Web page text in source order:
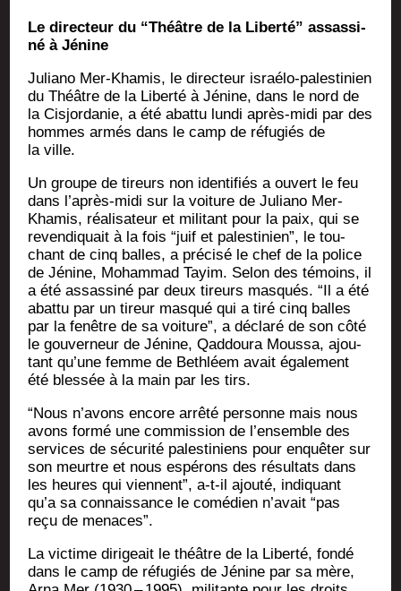
Le direc­teur du “Théâtre de la Liber­té” assas­si­
né à Jénine
Julia­no Mer-Kha­mis, le direc­teur israé­lo-pales­ti­nien
du Théâtre de la Liber­té à Jénine, dans le nord de
la Cis­jor­da­nie, a été abat­tu lun­di après-midi par des
hommes armés dans le camp de réfu­giés de
la ville.
Un groupe de tireurs non iden­ti­fiés a ouvert le feu
dans l’après-midi sur la voi­ture de Julia­no Mer-
Kha­mis, réa­li­sa­teur et mili­tant pour la paix, qui se
reven­di­quait à la fois “juif et pales­ti­nien”, le tou­
chant de cinq balles, a pré­ci­sé le chef de la police
de Jénine, Moham­mad Tayim. Selon des témoins, il
a été assas­si­né par deux tireurs mas­qués. “Il a été
abat­tu par un tireur mas­qué qui a tiré cinq balles
par la fenêtre de sa voi­ture”, a décla­ré de son côté
le gou­ver­neur de Jénine, Qad­dou­ra Mous­sa, ajou­
tant qu’une femme de Beth­léem avait éga­le­ment
été bles­sée à la main par les tirs.
“Nous n’avons encore arrê­té per­sonne mais nous
avons for­mé une com­mis­sion de l’ensemble des
ser­vices de sécu­ri­té pales­ti­niens pour enquê­ter sur
son meurtre et nous espé­rons des résul­tats dans
les heures qui viennent”, a‑t-il ajou­té, indi­quant
qu’a sa connais­sance le comé­dien n’avait “pas
reçu de menaces”.
La vic­time diri­geait le théâtre de la Liber­té, fon­dé
dans le camp de réfu­giés de Jénine par sa mère,